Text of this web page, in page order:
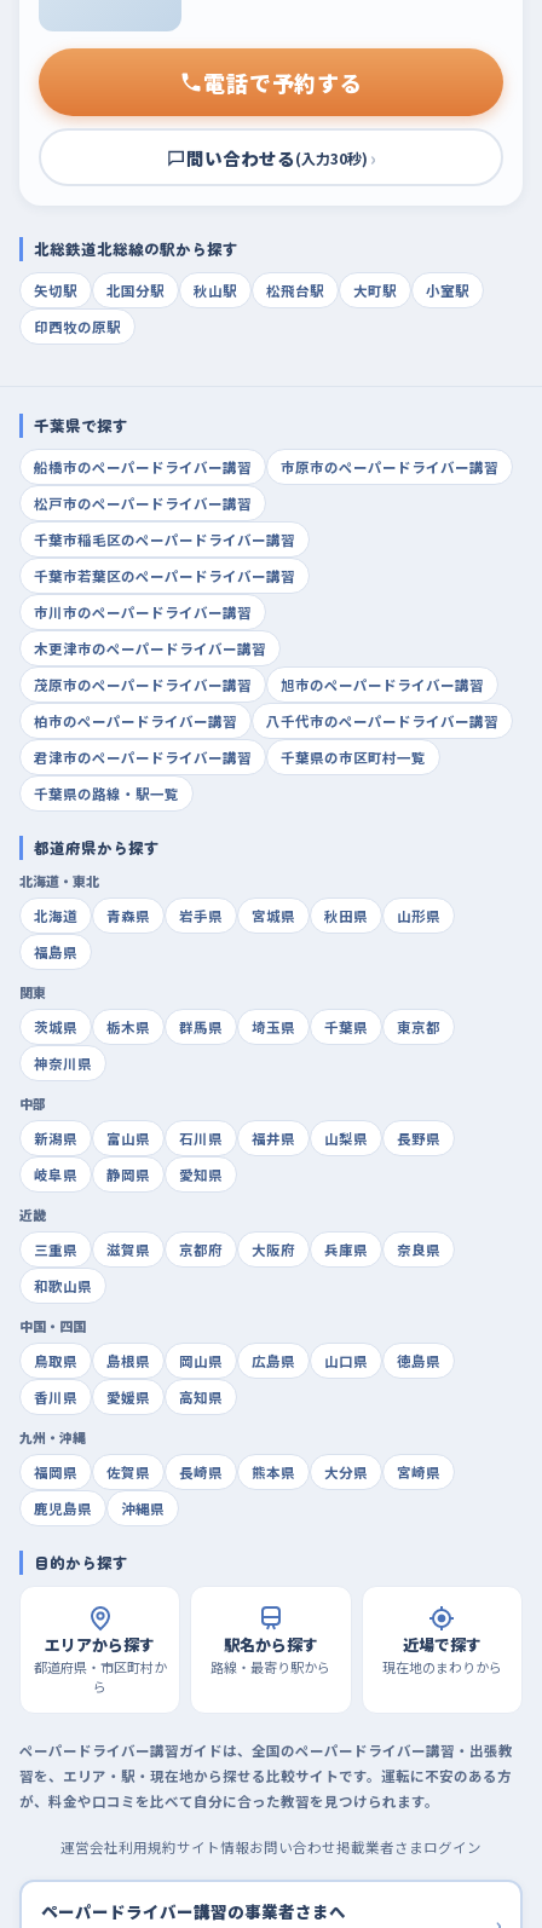
電話で予約する
問い合わせる(入力30秒) ›
北総鉄道北総線の駅から探す
矢切駅 北国分駅 秋山駅 松飛台駅 大町駅
小室駅
印西牧の原駅
千葉県で探す
船橋市のペーパードライバー講習
市原市のペーパードライバー講習
松戸市のペーパードライバー講習
千葉市稲毛区のペーパードライバー講習
千葉市若葉区のペーパードライバー講習
市川市のペーパードライバー講習
木更津市のペーパードライバー講習
茂原市のペーパードライバー講習
旭市のペーパードライバー講習
柏市のペーパードライバー講習
八千代市のペーパードライバー講習
君津市のペーパードライバー講習
千葉県の市区町村一覧
千葉県の路線・駅一覧
都道府県から探す
北海道・東北
北海道
青森県 岩手県 宮城県 秋田県
山形県
福島県
関東
茨城県
栃木県 群馬県 埼玉県 千葉県
東京都
神奈川県
中部
新潟県
富山県 石川県 福井県 山梨県
長野県
岐阜県
静岡県 愛知県
近畿
三重県
滋賀県 京都府 大阪府 兵庫県
奈良県
和歌山県
中国・四国
鳥取県
島根県 岡山県 広島県 山口県
徳島県
香川県
愛媛県 高知県
九州・沖縄
福岡県
佐賀県 長崎県 熊本県 大分県
宮崎県
鹿児島県
沖縄県
目的から探す
エリアから探す
都道府県・市区町村か
ら
駅名から探す
路線・最寄り駅から
近場で探す
現在地のまわりから
ペーパードライバー講習ガイドは、全国のペーパードライバー講習・出張教
習を、エリア・駅・現在地から探せる比較サイトです。運転に不安のある方
が、料金や口コミを比べて自分に合った教習を見つけられます。
運営会社利用規約サイト情報お問い合わせ掲載業者さまログイン
ペーパードライバー講習の事業者さまへ